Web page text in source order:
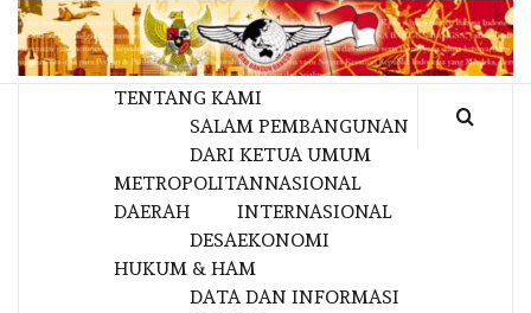
TENTANG KAMI
SALAM PEMBANGUNAN
DARI KETUA UMUM
METROPOLITANNASIONAL
DAERAH
DESA
INTERNASIONAL
EKONOMI
HUKUM & HAM
DATA DAN INFORMASI